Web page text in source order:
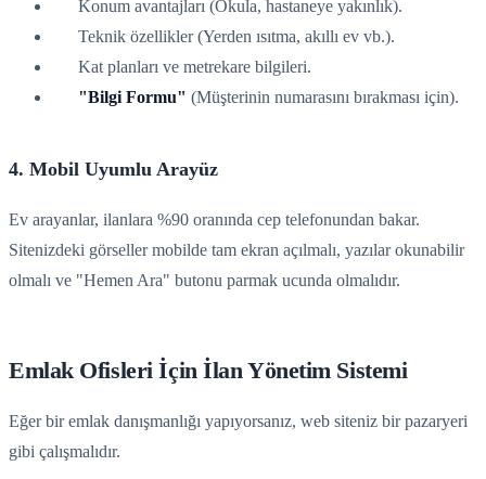
Konum avantajları (Okula, hastaneye yakınlık).
Teknik özellikler (Yerden ısıtma, akıllı ev vb.).
Kat planları ve metrekare bilgileri.
"Bilgi Formu" (Müşterinin numarasını bırakması için).
4. Mobil Uyumlu Arayüz
Ev arayanlar, ilanlara %90 oranında cep telefonundan bakar.
Sitenizdeki görseller mobilde tam ekran açılmalı, yazılar okunabilir
olmalı ve "Hemen Ara" butonu parmak ucunda olmalıdır.
Emlak Ofisleri İçin İlan Yönetim Sistemi
Eğer bir emlak danışmanlığı yapıyorsanız, web siteniz bir pazaryeri
gibi çalışmalıdır.